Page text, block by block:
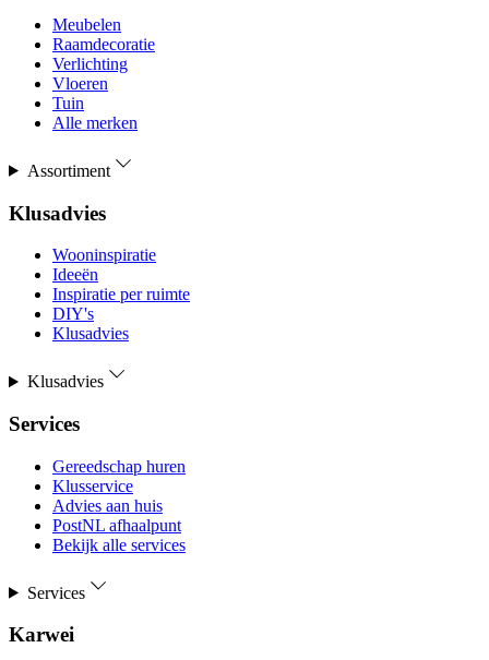
Meubelen
Raamdecoratie
Verlichting
Vloeren
Tuin
Alle merken
Assortiment
Klusadvies
Wooninspiratie
Ideeën
Inspiratie per ruimte
DIY's
Klusadvies
Klusadvies
Services
Gereedschap huren
Klusservice
Advies aan huis
PostNL afhaalpunt
Bekijk alle services
Services
Karwei